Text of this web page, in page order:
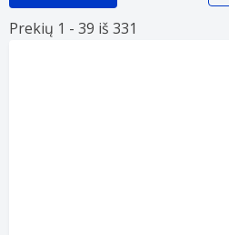
Prekių 1 - 39 iš 331